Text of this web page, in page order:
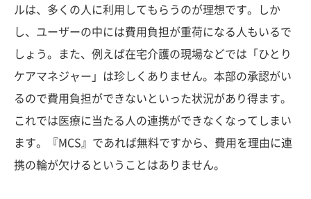
ルは、多くの人に利用してもらうのが理想です。しか
し、ユーザーの中には費用負担が重荷になる人もいるで
しょう。また、例えば在宅介護の現場などでは「ひとり
ケアマネジャー」は珍しくありません。本部の承認がい
るので費用負担ができないといった状況があり得ます。
これでは医療に当たる人の連携ができなくなってしまい
ます。『MCS』であれば無料ですから、費用を理由に連
携の輪が欠けるということはありません。